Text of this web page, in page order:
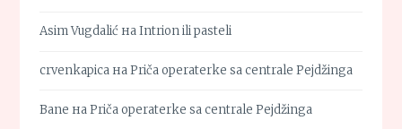
Asim Vugdalić наIntrion ili pasteli
crvenkapica наPriča operaterke sa centrale Pejdžinga
Bane наPriča operaterke sa centrale Pejdžinga